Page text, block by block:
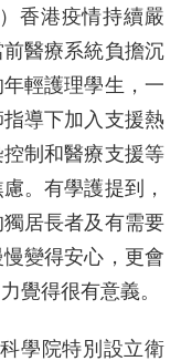
香港疫情持續嚴
醫療系統負擔沉
輕護理學生，一
導下加入支援熱
制和醫療支援等
。有學護提到，
居長者及有需要
變得安心，更會
覺得很有意義。
學院特別設立衛